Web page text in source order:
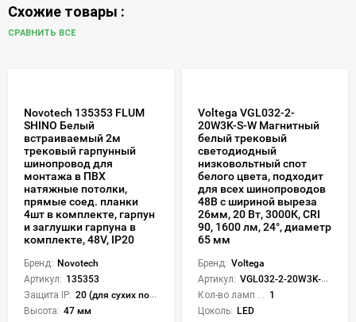
Схожие товары :
СРАВНИТЬ ВСЕ
Novotech 135353 FLUM
SHINO Белый
встраиваемый 2м
трековый гарпунный
шинопровод для
монтажа в ПВХ
натяжные потолки,
прямые соед. планки
4шт в комплекте, гарпун
и заглушки гарпуна в
комплекте, 48V, IP20
Бренд: Novotech
Артикул: 135353
Защита IP: 20 (для сухих пом.)
Высота: 47 мм
Voltega VGL032-2-
20W3K-S-W Магнитный
белый трековый
светодиодный
низковольтный спот
белого цвета, подходит
для всех шинопроводов
48В с шириной выреза
26мм, 20 Вт, 3000К, CRI
90, 1600 лм, 24°, диаметр
65 мм
Бренд: Voltega
Артикул: VGL032-2-20W3K-S-W
Кол-во ламп или LED: 1
Цоколь: LED